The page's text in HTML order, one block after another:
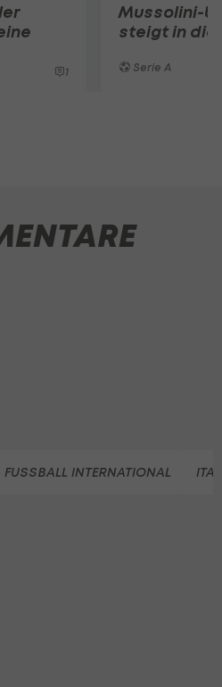
1
Mussolini-
steigt in die
Serie A
FUSSBALL INTERNATIONAL